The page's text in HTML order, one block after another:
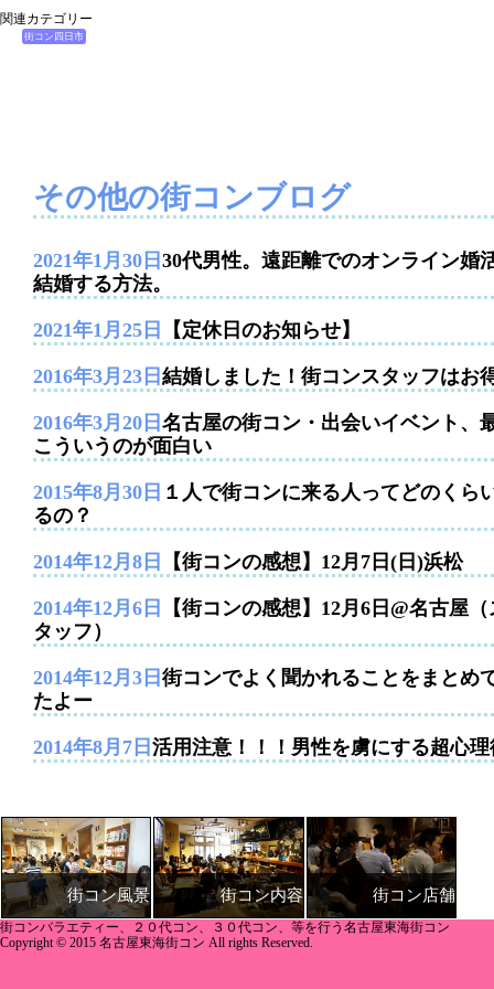
関連カテゴリー
街コン四日市
その他の街コンブログ
2021年1月30日 30代男性。遠距離でのオンライン婚
結婚する方法。
2021年1月25日 【定休日のお知らせ】
2016年3月23日 結婚しました！街コンスタッフはお
2016年3月20日 名古屋の街コン・出会いイベント、
こういうのが面白い
2015年8月30日 １人で街コンに来る人ってどのくら
るの？
2014年12月8日 【街コンの感想】12月7日(日)浜松
2014年12月6日
【街コンの感想】12月6日@名古屋（
タッフ）
2014年12月3日 街コンでよく聞かれることをまとめ
たよー
2014年8月7日 活用注意！！！男性を虜にする超心理
街コン風景 街コン内容 街コン店舗
街コンバラエティー、２０代コン、３０代コン、等を行う名古屋東海街コン
Copyright © 2015 名古屋東海街コン All rights Reserved.